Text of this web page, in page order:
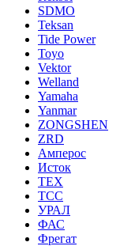
SDMO
Teksan
Tide Power
Toyo
Vektor
Welland
Yamaha
Yanmar
ZONGSHEN
ZRD
Амперос
Исток
ТЕХ
ТСС
УРАЛ
ФАС
Фрегат